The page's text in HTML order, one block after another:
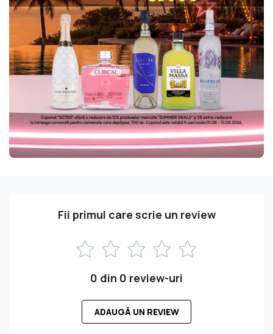
Fii primul care scrie un review
0 din 0 review-uri
ADAUGĂ UN REVIEW